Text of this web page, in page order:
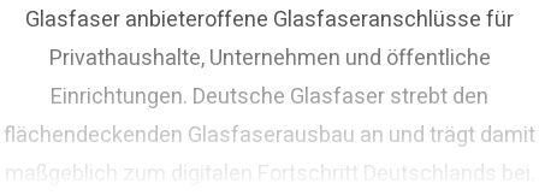
Glasfaser anbieteroffene Glasfaseranschlüsse für
Privathaushalte, Unternehmen und öffentliche
Einrichtungen. Deutsche Glasfaser strebt den
flächendeckenden Glasfaserausbau an und trägt damit
maßgeblich zum digitalen Fortschritt Deutschlands bei.